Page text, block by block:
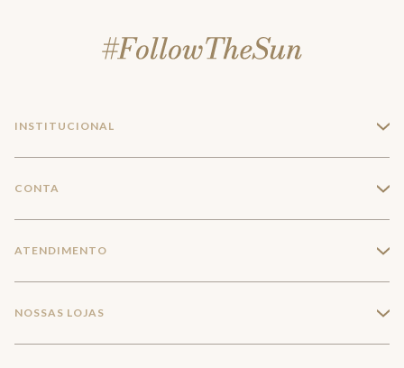
INSTITUCIONAL +
Trabalhe conosco
CONTA +
Meus pedidos
ATENDIMENTO +
NOSSAS LOJAS +